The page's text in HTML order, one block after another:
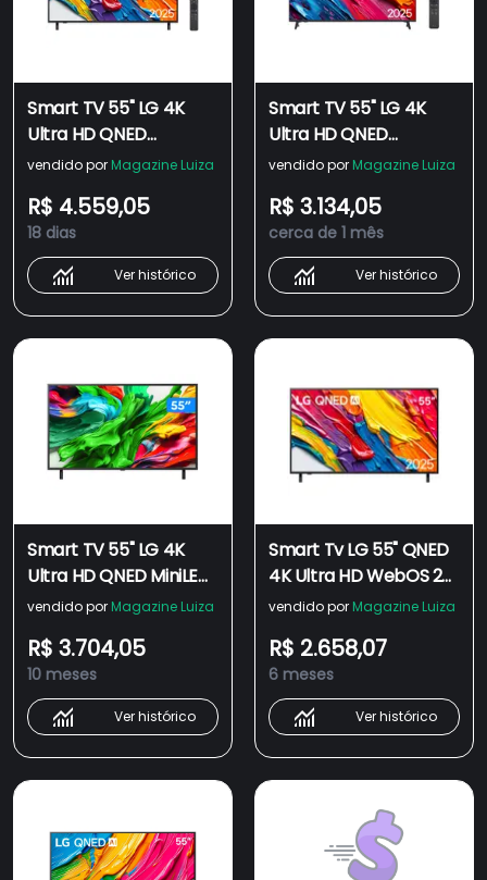
Smart TV 55" LG 4K
Ultra HD QNED
55QNED82ASG webOS
Alexa 3 HDMI
vendido por Magazine Luiza
R$ 4.559,05
18 dias
Ver histórico
Smart TV 55" LG 4K
Ultra HD QNED
55QNED70ASA WebOS
Gen8 Alexa 3 HDMI 2
USB
vendido por Magazine Luiza
R$ 3.134,05
cerca de 1 mês
Ver histórico
Smart TV 55" LG 4K
Ultra HD QNED MiniLED
55QNED85ASG WebOS
Alexa 4 HDMI
vendido por Magazine Luiza
R$ 3.704,05
10 meses
Ver histórico
Smart Tv LG 55" QNED
4K Ultra HD WebOS 25
AI Magic Alexa Bivolt
vendido por Magazine Luiza
R$ 2.658,07
6 meses
Ver histórico